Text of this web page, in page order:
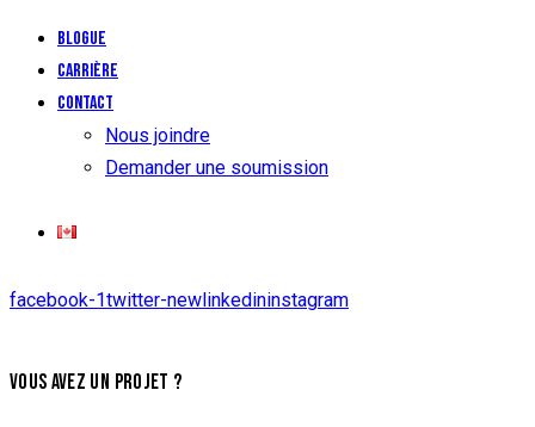
Blogue
Carrière
Contact
Nous joindre
Demander une soumission
facebook-1twitter-newlinkedininstagram
VOUS AVEZ UN PROJET ?